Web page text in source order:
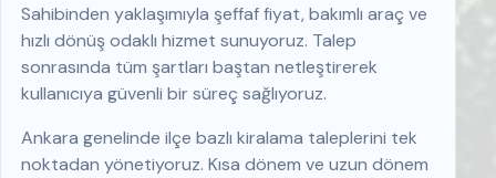
Sahibinden yaklaşımıyla şeffaf fiyat, bakımlı araç ve
hızlı dönüş odaklı hizmet sunuyoruz. Talep
sonrasında tüm şartları baştan netleştirerek
kullanıcıya güvenli bir süreç sağlıyoruz.
Ankara genelinde ilçe bazlı kiralama taleplerini tek
noktadan yönetiyoruz. Kısa dönem ve uzun dönem